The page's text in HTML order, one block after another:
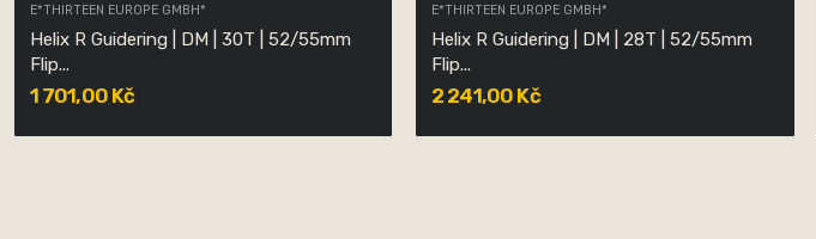
E*THIRTEEN EUROPE GMBH*
Helix R Guidering | DM | 30T | 52/55mm
Flip...
1 701,00 Kč
E*THIRTEEN EUROPE GMBH*
Helix R Guidering | DM | 28T | 52/55mm
Flip...
2 241,00 Kč